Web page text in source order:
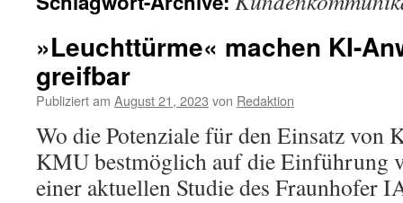
»Leuchttürme« machen KI-
greifbar
Publiziert am August 21, 2023 von Redaktion
Wo die Potenziale für den Einsatz von
KMU bestmöglich auf die Einführung
einer aktuellen Studie des Fraunhofer